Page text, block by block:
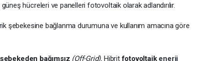
hücreleri ve panelleri fotovoltaik olarak adlandırılır.
şebekesine bağlanma durumuna ve kullanım amacına göre
şebekeden bağımsız (Off-Grid), Hibritfotovoltaik enerji